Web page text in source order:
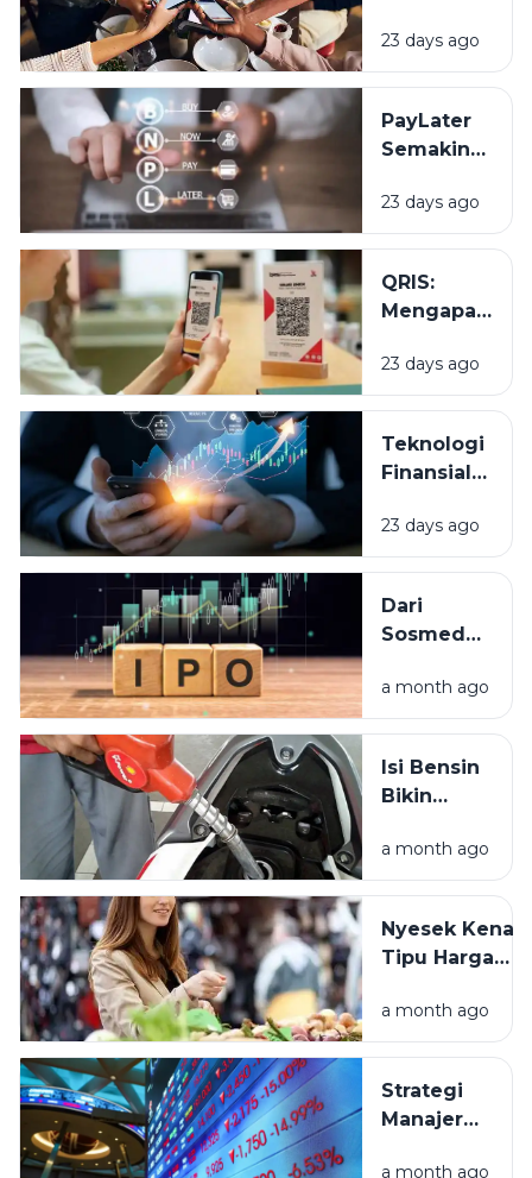
yang
Makin
Kalangan
Anak
23 days ago
PayLater
Semakin
Kemudahan
atau
Belanja?
23 days ago
QRIS:
Mengapa
QR Bisa
Dipakai di
Aplikasi?
23 days ago
Teknologi
Finansial
Kehidupan
Sehari-hari:
Cara Baru Kita
Mengelola
dan
Uang
23 days ago
Dari
Sosmed
Panduan
Lengkap
Istilah IPO
a month ago
Isi Bensin
Bikin
Rahasia
Hemat
Dompet
Sehat
a month ago
Nyesek Kena
Tipu Harga
a month ago
Strategi
Manajer
a month ago